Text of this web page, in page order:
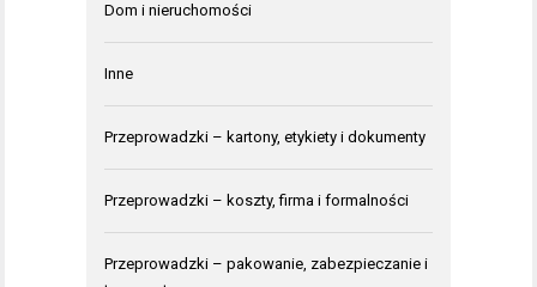
Dom i nieruchomości
Inne
Przeprowadzki – kartony, etykiety i dokumenty
Przeprowadzki – koszty, firma i formalności
Przeprowadzki – pakowanie, zabezpieczanie i